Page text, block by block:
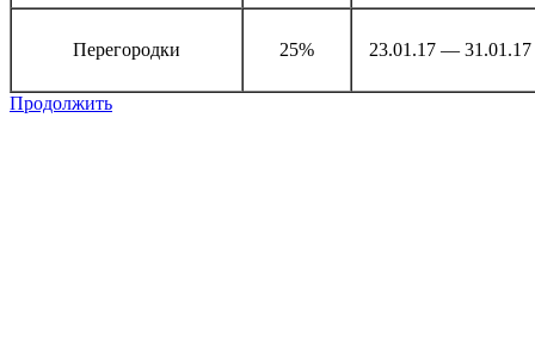
Перегородки 25% 23.01.17 — 31.01.17
Продолжить